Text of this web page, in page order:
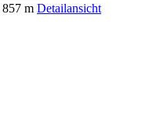
857 m Detailansicht